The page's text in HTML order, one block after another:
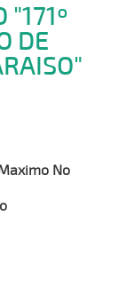
"171º
DE
No